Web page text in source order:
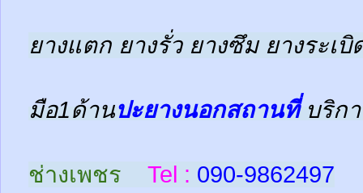
ยางแตก ยางรั่ว ยางซึม ยางระเบิ
มือ1ด้านปะยางนอกสถานที่ บริก
ช่างเพชร Tel : 090-9862497